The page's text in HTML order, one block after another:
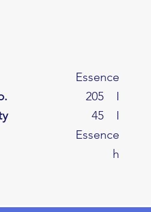
Essence
I
205
I
45
Essence
h